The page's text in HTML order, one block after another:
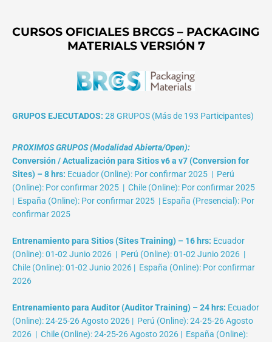
CURSOS OFICIALES BRCGS – PACKAGING
MATERIALS VERSIÓN 7
GRUPOS EJECUTADOS: 28 GRUPOS (Más de 193 Participantes)
PROXIMOS GRUPOS (Modalidad Abierta/Open):
Conversión / Actualización para Sitios v6 a v7 (Conversion for
Sites) – 8 hrs: Ecuador (Online): Por confirmar 2025 | Perú
(Online): Por confirmar 2025 | Chile (Online): Por confirmar 2025
| España (Online): Por confirmar 2025 | España (Presencial): Por
confirmar 2025
Entrenamiento para Sitios (Sites Training) – 16 hrs: Ecuador
(Online): 01-02 Junio 2026 | Perú (Online): 01-02 Junio 2026 |
Chile (Online): 01-02 Junio 2026 | España (Online): Por confirmar
2026
Entrenamiento para Auditor (Auditor Training) – 24 hrs: Ecuador
(Online): 24-25-26 Agosto 2026 | Perú (Online): 24-25-26 Agosto
2026 | Chile (Online): 24-25-26 Agosto 2026 | España (Online):